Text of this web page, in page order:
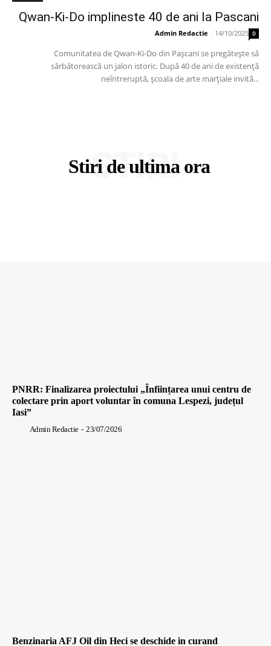
Qwan-Ki-Do implineste 40 de ani la Pascani
Admin Redactie - 14/10/2025 0
Comunitatea de Qwan-Ki-Do din Pașcani se pregătește să
sărbătorească un jalon istoric. După 40 de ani de existență
neîntreruptă, școala de arte marțiale invită...
Stiri de ultima ora
STIRI
PNRR: Finalizarea proiectului „Înființarea unui centru de
colectare prin aport voluntar în comuna Lespezi, județul
Iasi”
Admin Redactie - 23/07/2026
Benzinaria AFJ Oil din Heci se deschide in curand